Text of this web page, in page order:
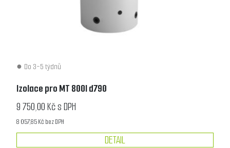
Do 3-5 týdnů
Izolace pro MT 800l d790
9 750,00 Kč s DPH
8 057,85 Kč bez DPH
DETAIL